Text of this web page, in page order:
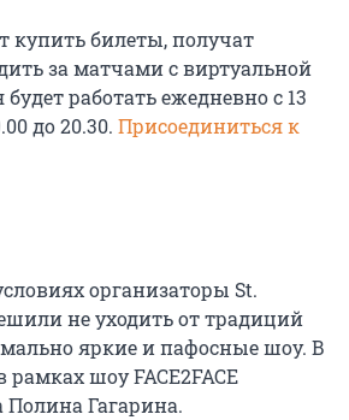
купить билеты, получат
за матчами с виртуальной
работать ежедневно с 13
до 20.30. Присоединиться к
организаторы St.
не уходить от традиций
яркие и пафосные шоу. В
шоу FACE2FACE
Гагарина.